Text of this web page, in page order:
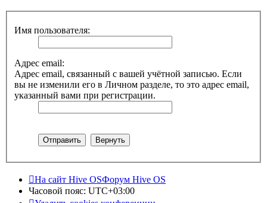
Имя пользователя:
Адрес email:
Адрес email, связанный с вашей учётной записью. Если
вы не изменили его в Личном разделе, то это адрес email,
указанный вами при регистрации.
На сайт Hive OSФорум Hive OS
Часовой пояс: UTC+03:00